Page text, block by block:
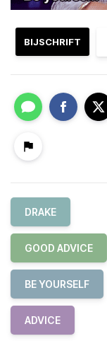
BIJSCHRIFT
DRAKE
GOOD ADVICE
BE YOURSELF
ADVICE